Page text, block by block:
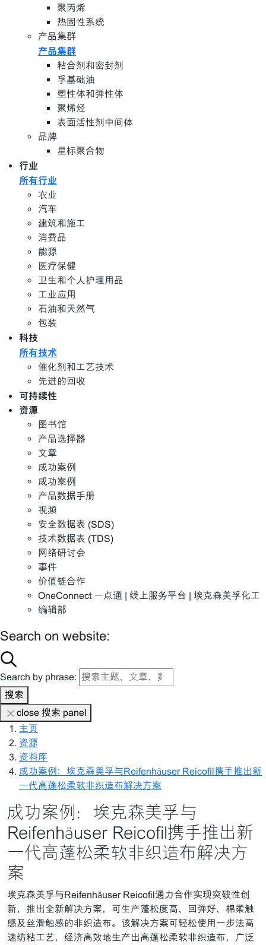
聚丙烯
热固性系统
产品集群
产品集群
粘合剂和密封剂
孚基础油
塑性体和弹性体
聚烯烃
表面活性剂中间体
品牌
星标聚合物
行业
所有行业
农业
汽车
建筑和施工
消费品
能源
医疗保健
卫生和个人护理用品
工业应用
石油和天然气
包装
科技
所有技术
催化剂和工艺技术
先进的回收
可持续性
资源
图书馆
产品选择器
文章
成功案例
成功案例
产品数据手册
视频
安全数据表 (SDS)
技术数据表 (TDS)
网络研讨会
事件
价值链合作
OneConnect 一点通 | 线上服务平台 | 埃克森美孚化工
编辑部
Search on website:
Search by phrase:
搜索
close 搜索 panel
主页
资源
资料库
成功案例：埃克森美孚与Reifenhäuser Reicofil携手推出新
一代高蓬松柔软非织造布解决方案
成功案例：埃克森美孚与
Reifenhäuser Reicofil携手推出新
一代高蓬松柔软非织造布解决方
案
埃克森美孚与Reifenhäuser Reicofil通力合作实现突破性创
新，推出全新解决方案，可生产蓬松度高、回弹好、棉柔触
感及丝滑触感的非织造布。该解决方案可轻松使用一步法高
速纺粘工艺，经济高效地生产出高蓬松柔软非织造布，广泛